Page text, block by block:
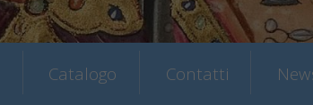
Catalogo Contatti